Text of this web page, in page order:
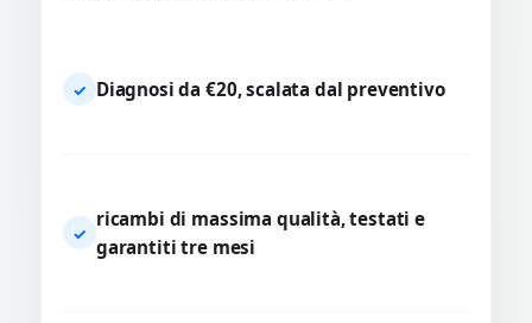
✓ Diagnosi da €20, scalata dal preventivo
✓
ricambi di massima qualità, testati e
garantiti tre mesi